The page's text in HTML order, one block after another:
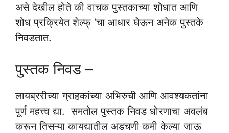
असे देखील होते की वाचक पुस्तकाच्या शोधात आणि
शोध प्रक्रियेत शेल्फ् ‘चा आधार घेऊन अनेक पुस्तके
निवडतात.
पुस्तक निवड –
लायब्ररीच्या ग्राहकांच्या अभिरुची आणि आवश्यकतांना
पूर्ण महत्त्व द्या. समतोल पुस्तक निवड धोरणाचा अवलंब
करून तिसऱ्या कायद्यातील अडचणी कमी केल्या जाऊ